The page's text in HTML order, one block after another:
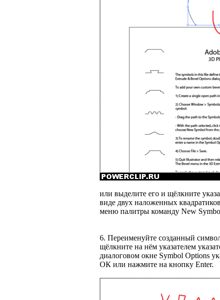
или выделите его и щёлкните
виде двух наложенных
меню палитры команду New
6. Переименуйте созданный
щёлкните на нём указателем
диалоговом окне Symbol Options
ОК или нажмите на кнопку Enter.